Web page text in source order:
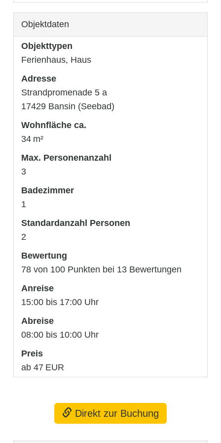
Objektdaten
Objekttypen
Ferienhaus, Haus
Adresse
Strandpromenade 5 a
17429 Bansin (Seebad)
Wohnfläche ca.
34 m²
Max. Personenanzahl
3
Badezimmer
1
Standardanzahl Personen
2
Bewertung
78 von 100 Punkten bei 13 Bewertungen
Anreise
15:00 bis 17:00 Uhr
Abreise
08:00 bis 10:00 Uhr
Preis
ab 47 EUR
Direkt zur Buchung